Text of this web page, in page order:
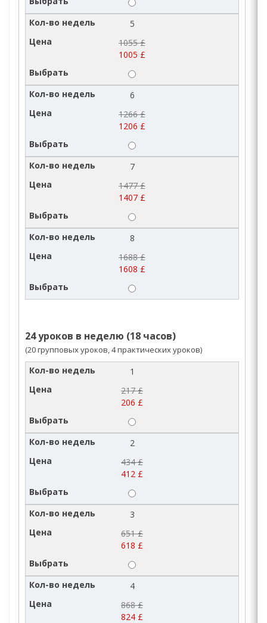
5
1055 £
1005 £
6
1266 £
1206 £
7
1477 £
1407 £
8
1688 £
1608 £
24 уроков в неделю (18 часов)
(20 групповых уроков, 4 практических уроков)
1
217 £
206 £
2
434 £
412 £
3
651 £
618 £
4
868 £
824 £